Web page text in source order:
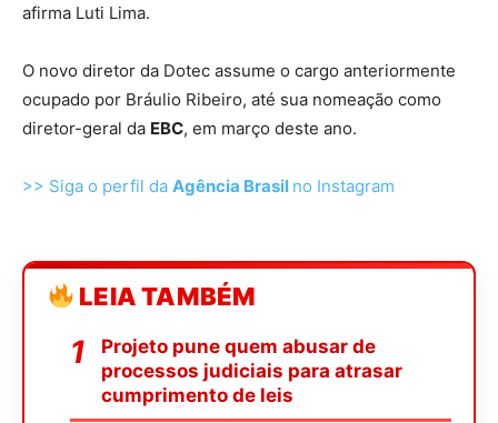
afirma Luti Lima.
O novo diretor da Dotec assume o cargo anteriormente
ocupado por Bráulio Ribeiro, até sua nomeação como
diretor-geral da EBC, em março deste ano.
>> Siga o perfil da Agência Brasil no Instagram
LEIA TAMBÉM
Projeto pune quem abusar de
processos judiciais para atrasar
cumprimento de leis